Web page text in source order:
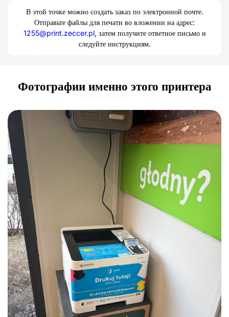
В этой точке можно создать заказ по электронной почте.
Отправьте файлы для печати во вложении на адрес:
1255@print.zeccer.pl, затем получите ответное письмо и
следуйте инструкциям.
Фотографии именно этого принтера